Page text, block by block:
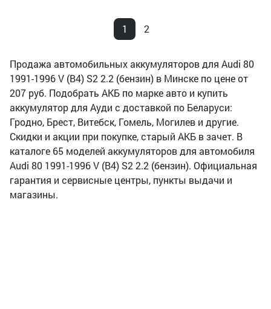
1 2
Продажа автомобильных аккумуляторов для Audi 80
1991-1996 V (B4) S2 2.2 (бензин) в Минске по цене от
207 руб. Подобрать АКБ по марке авто и купить
аккумулятор для Ауди с доставкой по Беларуси:
Гродно, Брест, Витебск, Гомель, Могилев и другие.
Скидки и акции при покупке, старый АКБ в зачет. В
каталоге 65 моделей аккумуляторов для автомобиля
Audi 80 1991-1996 V (B4) S2 2.2 (бензин). Официальная
гарантия и сервисные центры, пункты выдачи и
магазины.